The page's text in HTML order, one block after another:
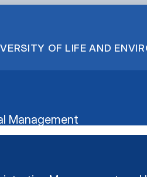
OF LIFE AND
Management